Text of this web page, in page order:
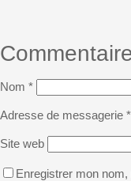
Nom *
Adresse de messagerie *
Site web
Enregistrer mon